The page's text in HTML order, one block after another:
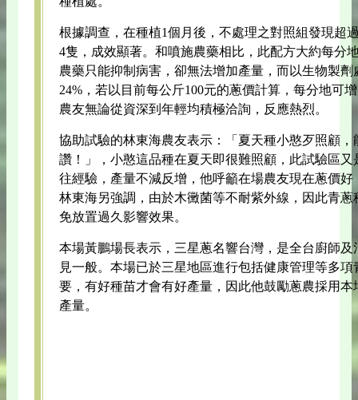
根據調查，在種植1個月後，不處理之對照組發現超
4隻，成效顯著。和噴施農藥相比，此配方大約每分
農藥只能抑制病害，卻無法增加產量，而以生物製
24%，若以目前每公斤100元的蔥價計算，每分地可
農友無論從資深到年輕均積極洽詢，反應熱烈。
協助試驗的林東海農友表示：「夏天種小憨歹照顧
讚！」，小憨這品種在夏天即很難照顧，此試驗區
往經驗，產量不減反增，他呼籲在場農友現在蔥價
林東海另強調，由於木黴菌等不耐紫外線，因此青
免放置過久影響效果。
本場黃鵬場長表示，三星蔥名響台灣，是全台廚師
見一般。本場已於三星地區進行包括健康管理等多
要，有好種苗才會有好產量，因此他鼓勵蔥農採用
產量。